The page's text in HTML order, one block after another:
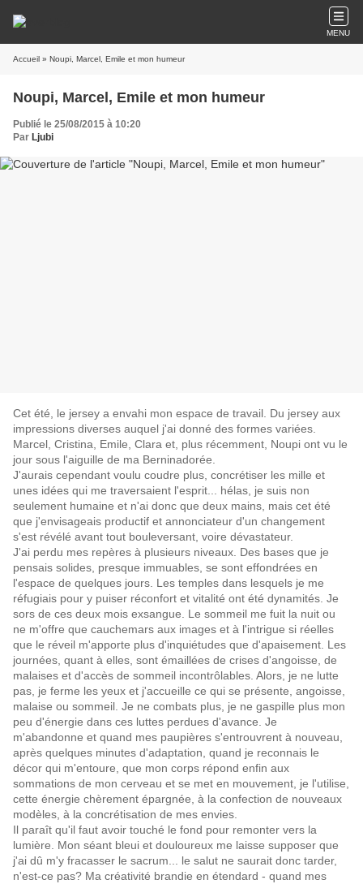
MENU
Accueil » Noupi, Marcel, Emile et mon humeur
Noupi, Marcel, Emile et mon humeur
Publié le 25/08/2015 à 10:20
Par Ljubi
Cet été, le jersey a envahi mon espace de travail. Du jersey aux
impressions diverses auquel j'ai donné des formes variées.
Marcel, Cristina, Emile, Clara et, plus récemment, Noupi ont vu le
jour sous l'aiguille de ma Berninadorée.
J'aurais cependant voulu coudre plus, concrétiser les mille et
unes idées qui me traversaient l'esprit... hélas, je suis non
seulement humaine et n'ai donc que deux mains, mais cet été
que j'envisageais productif et annonciateur d'un changement
s'est révélé avant tout bouleversant, voire dévastateur.
J'ai perdu mes repères à plusieurs niveaux. Des bases que je
pensais solides, presque immuables, se sont effondrées en
l'espace de quelques jours. Les temples dans lesquels je me
réfugiais pour y puiser réconfort et vitalité ont été dynamités. Je
sors de ces deux mois exsangue. Le sommeil me fuit la nuit ou
ne m'offre que cauchemars aux images et à l'intrigue si réelles
que le réveil m'apporte plus d'inquiétudes que d'apaisement. Les
journées, quant à elles, sont émaillées de crises d'angoisse, de
malaises et d'accès de sommeil incontrôlables. Alors, je ne lutte
pas, je ferme les yeux et j'accueille ce qui se présente, angoisse,
malaise ou sommeil. Je ne combats plus, je ne gaspille plus mon
peu d'énergie dans ces luttes perdues d'avance. Je
m'abandonne et quand mes paupières s'entrouvrent à nouveau,
après quelques minutes d'adaptation, quand je reconnais le
décor qui m'entoure, que mon corps répond enfin aux
sommations de mon cerveau et se met en mouvement, je l'utilise,
cette énergie chèrement épargnée, à la confection de nouveaux
modèles, à la concrétisation de mes envies.
Il paraît qu'il faut avoir touché le fond pour remonter vers la
lumière. Mon séant bleui et douloureux me laisse supposer que
j'ai dû m'y fracasser le sacrum... le salut ne saurait donc tarder,
n'est-ce pas? Ma créativité brandie en étendard - quand mes